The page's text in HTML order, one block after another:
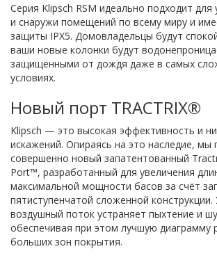
Серия Klipsch RSM идеально подходит для
и снаружи помещений по всему миру и
защиты IPX5. Домовладельцы будут
ваши новые колонки будут
защищёнными от дождя даже в самых
условиях.
Новый порт TRACTRIX®
Klipsch — это высокая эффективность и
искажений. Опираясь на это наследие, мы
совершенно новый запатентованный
Port™, разработанный для увеличения
максимальной мощности басов за счёт
пятиступенчатой сложенной
воздушный поток устраняет пыхтение и
обеспечивая при этом лучшую диаграмму
больших зон покрытия.